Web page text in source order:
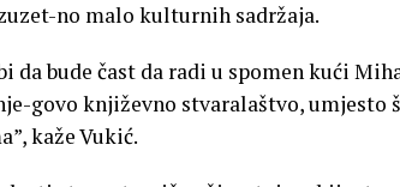
no malo kulturnih sadržaja.
da bude čast da radi u spomen kući
govo književno stvaralaštvo, umjesto
kaže Vukić.